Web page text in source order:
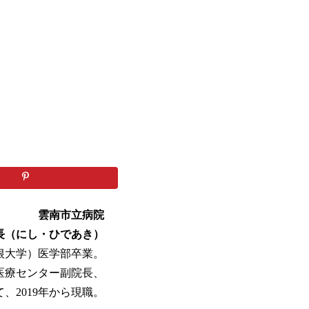
雲南市立病院
にし・ひであき）
学）医学部卒業。
センター副院長、
2019年から現職。